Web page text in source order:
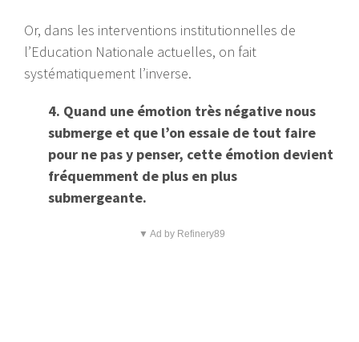
Or, dans les interventions institutionnelles de
l’Education Nationale actuelles, on fait
systématiquement l’inverse.
4. Quand une émotion très négative nous
submerge et que l’on essaie de tout faire
pour ne pas y penser, cette émotion devient
fréquemment de plus en plus
submergeante.
▼ Ad by Refinery89